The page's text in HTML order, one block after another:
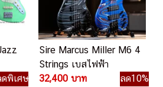
พิเศษ
Sire Marcus Miller M6 4
Strings เบสไฟฟ้า
32,400 บาท
ลด10%